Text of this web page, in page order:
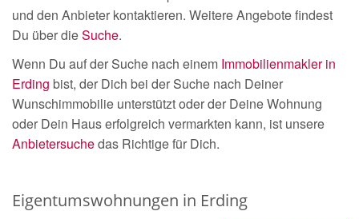
und den Anbieter kontaktieren. Weitere Angebote findest
Du über dieSuche.
Wenn Du auf der Suche nach einem Immobilienmakler in
Erding bist, der Dich bei der Suche nach Deiner
Wunschimmobilie unterstützt oder der Deine Wohnung
oder Dein Haus erfolgreich vermarkten kann, ist unsere
Anbietersuchedas Richtige für Dich.
Eigentumswohnungen in Erding